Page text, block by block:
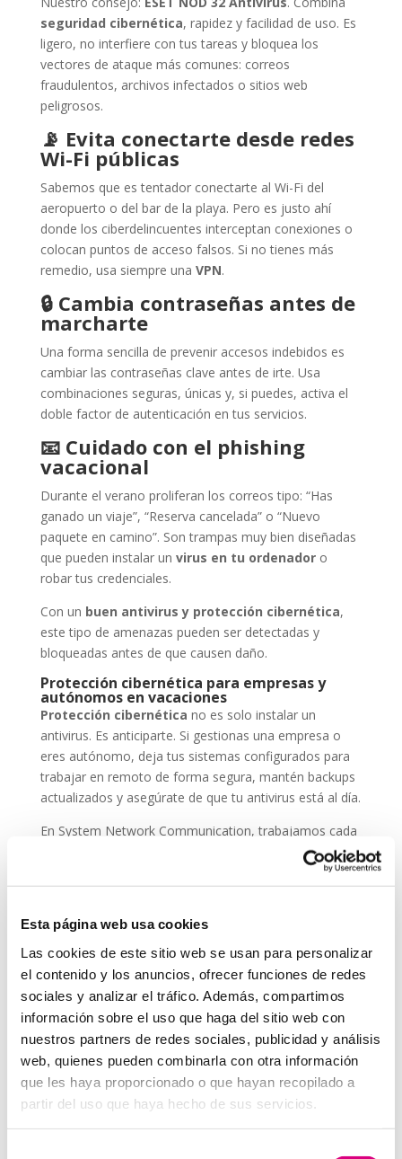
Esta página web usa cookies
Las cookies de este sitio web se usan para personalizar
el contenido y los anuncios, ofrecer funciones de redes
sociales y analizar el tráfico. Además, compartimos
información sobre el uso que haga del sitio web con
nuestros partners de redes sociales, publicidad y análisis
web, quienes pueden combinarla con otra información
que les haya proporcionado o que hayan recopilado a
partir del uso que haya hecho de sus servicios.
seguridad cibernética, rapidez y facilidad de uso. Es
ligero, no interfiere con tus tareas y bloquea los
vectores de ataque más comunes: correos
fraudulentos, archivos infectados o sitios web
peligrosos.
📡 Evita conectarte desde redes
Wi-Fi públicas
Sabemos que es tentador conectarte al Wi-Fi del
aeropuerto o del bar de la playa. Pero es justo ahí
donde los ciberdelincuentes interceptan conexiones o
colocan puntos de acceso falsos. Si no tienes más
remedio, usa siempre una VPN.
🔒Cambia contraseñas antes de
marcharte
Una forma sencilla de prevenir accesos indebidos es
cambiar las contraseñas clave antes de irte. Usa
combinaciones seguras, únicas y, si puedes, activa el
doble factor de autenticación en tus servicios.
📧Cuidado con el phishing
vacacional
Durante el verano proliferan los correos tipo: “Has
ganado un viaje”, “Reserva cancelada” o “Nuevo
paquete en camino”. Son trampas muy bien diseñadas
que pueden instalar un virus en tu ordenadoro
robar tus credenciales.
Con un buen antivirus y protección cibernética,
este tipo de amenazas pueden ser detectadas y
bloqueadas antes de que causen daño.
Protección cibernética para empresas y
autónomos en vacaciones
Protección cibernética no es solo instalar un
antivirus. Es anticiparte. Si gestionas una empresa o
eres autónomo, deja tus sistemas configurados para
trabajar en remoto de forma segura, mantén backups
actualizados y asegúrate de que tu antivirus está al día.
En System Network Communication, trabajamos cada
día con autónomos y pymes que confían su seguridad
, porque entienden que un
ataque en vacaciones puede suponer una pérdida de
En System Network Communication, trabajamos cada
día con autónomos y pymes que confían su seguridad
digital a E
SET NOD 32, porque entienden que un
ataque en vacaciones puede suponer una pérdida de
datos, ingresos y reputación.
Grupo-System, ¿Quiénes somos?
EnSystem Network Communication, con más de
15 años de experiencia, disponemos de un equipo de